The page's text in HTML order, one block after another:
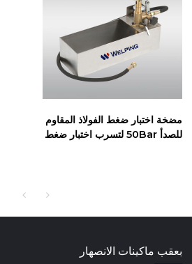
مضخة اختبار ضغط الفولاذ المقاوم
للصدأ 50Bar لتسرب اختبار ضغط
بعقب ماكينات الانصهار